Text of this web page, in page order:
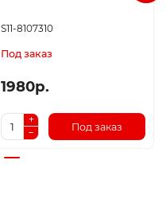
S11-8107310
Под заказ
1980р.
Под заказ